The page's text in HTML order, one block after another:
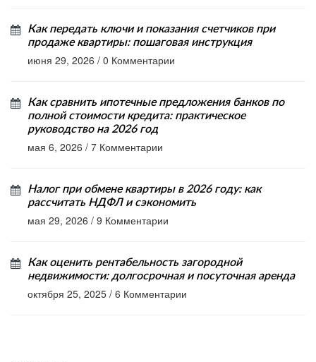
Как передать ключи и показания счетчиков при
продаже квартиры: пошаговая инструкция
июня 29, 2026 / 0 Комментарии
Как сравнить ипотечные предложения банков по
полной стоимости кредита: практическое
руководство на 2026 год
мая 6, 2026 / 7 Комментарии
Налог при обмене квартиры в 2026 году: как
рассчитать НДФЛ и сэкономить
мая 29, 2026 / 9 Комментарии
Как оценить рентабельность загородной
недвижимости: долгосрочная и посуточная аренда
октября 25, 2025 / 6 Комментарии